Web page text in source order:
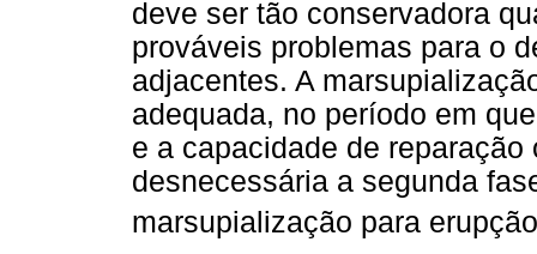
deve ser tão conservadora
prováveis problemas para o
adjacentes. A
adequada, no período em
e a capacidade de
desnecessária a segunda
marsupialização para